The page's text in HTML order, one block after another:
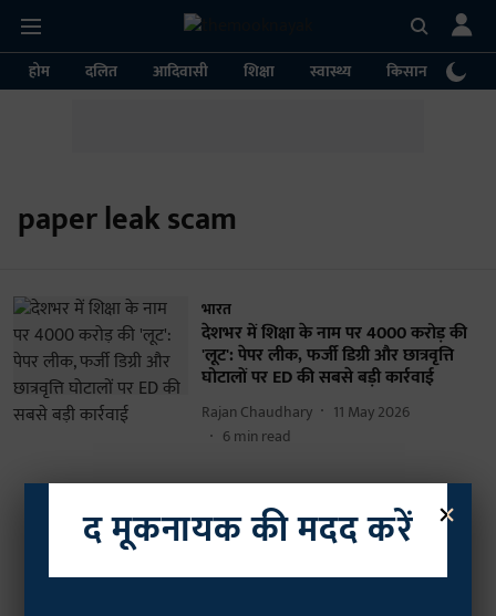
होम दलित आदिवासी शिक्षा स्वास्थ्य किसान
paper leak scam
भारत
देशभर में शिक्षा के नाम पर 4000 करोड़ की
'लूट': पेपर लीक, फर्जी डिग्री और छात्रवृत्ति
घोटालों पर ED की सबसे बड़ी कार्रवाई
Rajan Chaudhary
11 May 2026
6min read
×
द मूकनायक की मदद करें